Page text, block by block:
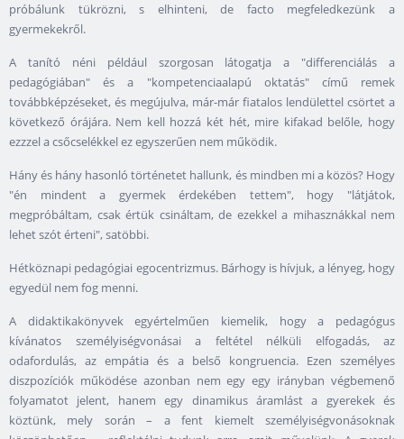
próbálunk tükrözni, s elhinteni, de facto megfeledkezünk a
gyermekekről.
A tanító néni például szorgosan látogatja a "differenciálás a
pedagógiában" és a "kompetenciaalapú oktatás" című remek
továbbképzéseket, és megújulva, már-már fiatalos lendülettel csörtet a
következő órájára. Nem kell hozzá két hét, mire kifakad belőle, hogy
ezzzel a csőcselékkel ez egyszerűen nem működik.
Hány és hány hasonló történetet hallunk, és mindben mi a közös? Hogy
"én mindent a gyermek érdekében tettem", hogy "látjátok,
megpróbáltam, csak értük csináltam, de ezekkel a mihasznákkal nem
lehet szót érteni", satöbbi.
Hétköznapi pedagógiai egocentrizmus. Bárhogy is hívjuk, a lényeg, hogy
egyedül nem fog menni.
A didaktikakönyvek egyértelműen kiemelik, hogy a pedagógus
kívánatos személyiségvonásai a feltétel nélküli elfogadás, az
odafordulás, az empátia és a belső kongruencia. Ezen személyes
diszpozíciók működése azonban nem egy egy irányban végbemenő
folyamatot jelent, hanem egy dinamikus áramlást a gyerekek és
köztünk, mely során – a fent kiemelt személyiségvonásoknak